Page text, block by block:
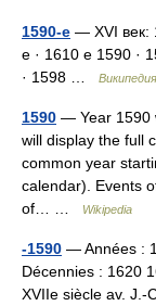
1590-е — XVI век:
е · 1610 е 1590 ·
· 1598 …
Википедия
1590 — Year 1590
will display the full
common year
calendar). Events
of… …
Wikipedia
-1590 — Années :
Décennies : 1620
XVIIe siècle av.